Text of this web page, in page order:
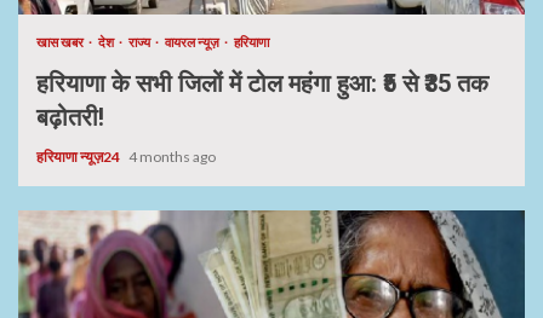
खास खबर देश राज्य वायरल न्यूज़ हरियाणा
हरियाणा के सभी जिलों में टोल महंगा हुआ: ₹5 से ₹35 तक
बढ़ोतरी!
हरियाणा न्यूज़24 4 months ago